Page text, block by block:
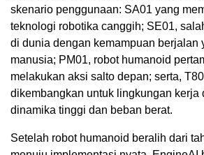
skenario penggunaan: SA01 yang
teknologi robotika canggih; SE01,
di dunia dengan kemampuan berjalan
manusia; PM01, robot humanoid
melakukan aksi salto depan; serta,
dikembangkan untuk lingkungan kerja
dinamika tinggi dan beban berat.
Setelah robot humanoid beralih dari